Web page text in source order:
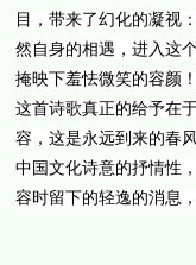
目，带来了幻化的凝视
然自身的相遇，进入这
掩映下羞怯微笑的容颜
这首诗歌真正的给予在
容，这是永远到来的春
中国文化诗意的抒情性
容时留下的轻逸的消息